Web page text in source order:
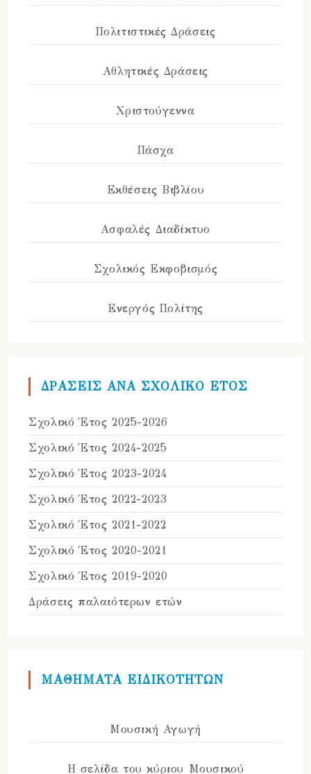
Πολιτιστικές Δράσεις
Αθλητικές Δράσεις
Χριστούγεννα
Πάσχα
Εκθέσεις Βιβλίου
Ασφαλές Διαδίκτυο
Σχολικός Εκφοβισμός
Ενεργός Πολίτης
ΔΡΑΣΕΙΣ ΑΝΑ ΣΧΟΛΙΚΟ ΕΤΟΣ
Σχολικό Έτος 2025-2026
Σχολικό Έτος 2024-2025
Σχολικό Έτος 2023-2024
Σχολικό Έτος 2022-2023
Σχολικό Έτος 2021-2022
Σχολικό Έτος 2020-2021
Σχολικό Έτος 2019-2020
Δράσεις παλαιότερων ετών
ΜΑΘΗΜΑΤΑ ΕΙΔΙΚΟΤΗΤΩΝ
Μουσική Αγωγή
Η σελίδα του κύριου Μουσικού